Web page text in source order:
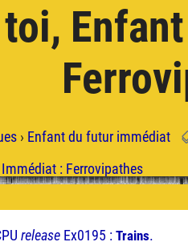
› Enfant du futur immédiat
release Ex0195 :Trains.